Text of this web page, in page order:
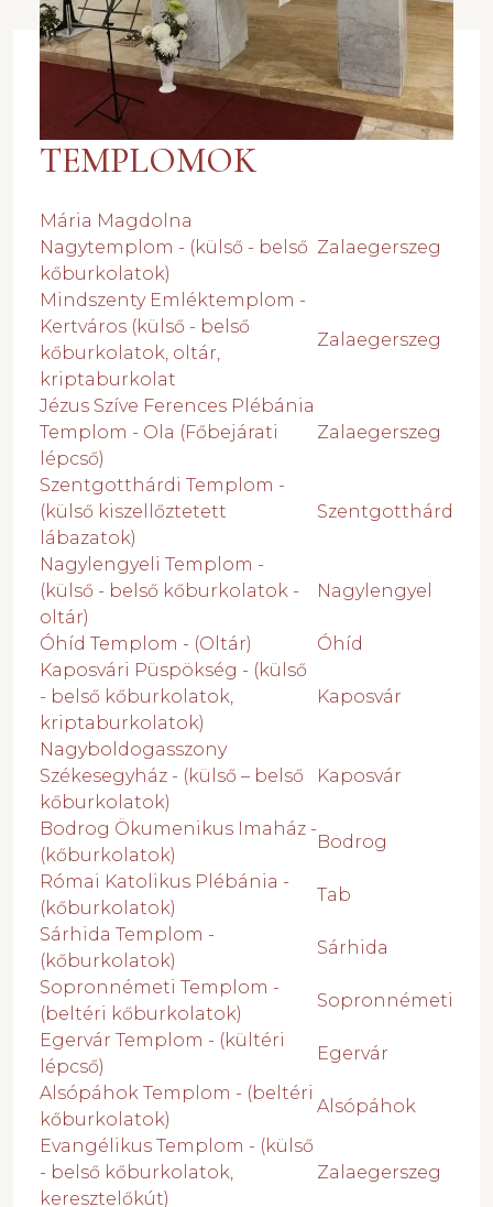
TEMPLOMOK
Mária Magdolna
Nagytemplom - (külső - belső
kőburkolatok)
Zalaegerszeg
Mindszenty Emléktemplom -
Kertváros (külső - belső
kőburkolatok, oltár,
kriptaburkolat
Zalaegerszeg
Jézus Szíve Ferences Plébánia
Templom - Ola (Főbejárati
lépcső)
Zalaegerszeg
Szentgotthárdi Templom -
(külső kiszellőztetett
lábazatok)
Szentgotthárd
Nagylengyeli Templom -
(külső - belső kőburkolatok -
oltár)
Nagylengyel
Óhíd Templom - (Oltár)
Óhíd
Kaposvári Püspökség - (külső
- belső kőburkolatok,
kriptaburkolatok)
Kaposvár
Nagyboldogasszony
Székesegyház - (külső – belső
kőburkolatok)
Kaposvár
Bodrog Ökumenikus Imaház -
(kőburkolatok)
Bodrog
Római Katolikus Plébánia -
(kőburkolatok)
Tab
Sárhida Templom -
(kőburkolatok)
Sárhida
Sopronnémeti Templom -
(beltéri kőburkolatok)
Sopronnémeti
Egervár Templom - (kültéri
lépcső)
Egervár
Alsópáhok Templom - (beltéri
kőburkolatok)
Alsópáhok
Evangélikus Templom - (külső
- belső kőburkolatok,
keresztelőkút)
Zalaegerszeg